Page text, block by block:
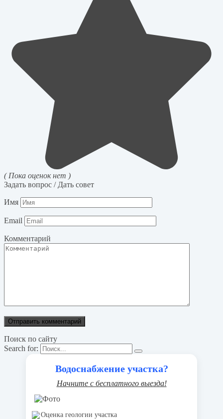
( Пока оценок нет )
Задать вопрос / Дать совет
Имя
Email
Комментарий
Поиск по сайту
Search for:
Водоснабжение участка?
Начните с бесплатного выезда!
Оценка геологии участка